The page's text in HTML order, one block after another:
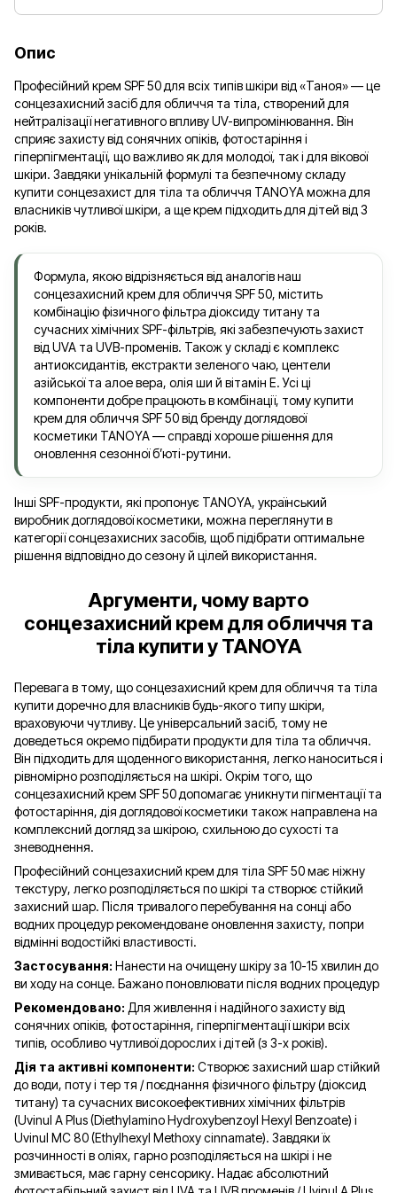
Опис
Професійний крем SPF 50 для всіх типів шкіри від «Таноя» — це
сонцезахисний засіб для обличчя та тіла, створений для
нейтралізації негативного впливу UV-випромінювання. Він
сприяє захисту від сонячних опіків, фотостаріння і
гіперпігментації, що важливо як для молодої, так і для вікової
шкіри. Завдяки унікальній формулі та безпечному складу
купити сонцезахист для тіла та обличчя TANOYA можна для
власників чутливої шкіри, а ще крем підходить для дітей від 3
років.
Формула, якою відрізняється від аналогів наш
сонцезахисний крем для обличчя SPF 50, містить
комбінацію фізичного фільтра діоксиду титану та
сучасних хімічних SPF-фільтрів, які забезпечують захист
від UVA та UVB-променів. Також у складі є комплекс
антиоксидантів, екстракти зеленого чаю, центели
азійської та алое вера, олія ши й вітамін Е. Усі ці
компоненти добре працюють в комбінації, тому купити
крем для обличчя SPF 50 від бренду доглядової
косметики TANOYA — справді хороше рішення для
оновлення сезонної б’юті-рутини.
Інші SPF-продукти, які пропонує TANOYA, український
виробник доглядової косметики, можна переглянути в
категорії сонцезахисних засобів, щоб підібрати оптимальне
рішення відповідно до сезону й цілей використання.
Аргументи, чому варто
сонцезахисний крем для обличчя та
тіла купити у TANOYA
Перевага в тому, що сонцезахисний крем для обличчя та тіла
купити доречно для власників будь-якого типу шкіри,
враховуючи чутливу. Це універсальний засіб, тому не
доведеться окремо підбирати продукти для тіла та обличчя.
Він підходить для щоденного використання, легко наноситься і
рівномірно розподіляється на шкірі. Окрім того, що
сонцезахисний крем SPF 50 допомагає уникнути пігментації та
фотостаріння, дія доглядової косметики також направлена на
комплексний догляд за шкірою, схильною до сухості та
зневоднення.
Професійний сонцезахисний крем для тіла SPF 50 має ніжну
текстуру, легко розподіляється по шкірі та створює стійкий
захисний шар. Після тривалого перебування на сонці або
водних процедур рекомендоване оновлення захисту, попри
відмінні водостійкі властивості.
Застосування: Нанести на очищену шкіру за 10-15 хвилин до
ви ходу на сонце. Бажано поновлювати після водних процедур
Рекомендовано: Для живлення і надійного захисту від
сонячних опіків, фотостаріння, гіперпігментації шкіри всіх
типів, особливо чутливої дорослих і дітей (з 3-х років).
Дія та активні компоненти: Створює захисний шар стійкий
до води, поту і тер тя / поєднання фізичного фільтру (діоксид
титану) та сучасних високоефективних хімічних фільтрів
(Uvinul A Plus (Diethylamino Hydroxybenzoyl Hexyl Benzoate) і
Uvinul MC 80 (Ethylhexyl Methoxy cinnamate). Завдяки їх
розчинності в оліях, гарно розподіляється на шкірі і не
змивається, має гарну сенсорику. Надає абсолютний